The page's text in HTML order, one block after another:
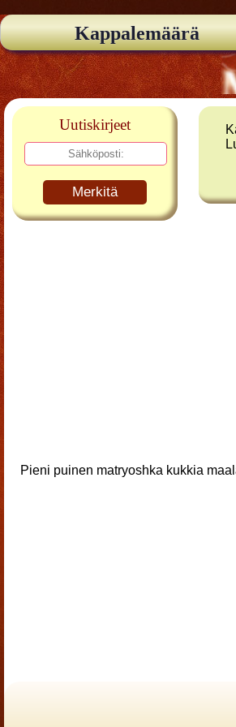
Kappalemäärä
Uutiskirjeet
Merkitä
Pieni puinen matryoshka kukkia